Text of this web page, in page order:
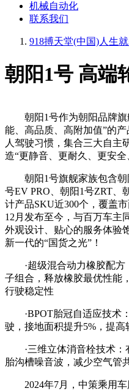
机械自动化
联系我们
918搏天堂(中国)人生
朝阳1号 高端
朝阳1号作为朝阳品牌旗
能、高品质、高附加值”的
人驾驶习惯，集合三大自主
造“更静音、更耐久、更安全
朝阳1号旗舰家族包含朝
号EV PRO、朝阳1号ZRT、
计产品SKU近300个，覆盖
12月发布至今，与百万车主
外观设计、贴心的服务体验
新一代的“国货之光”！
·超级混合动力橡胶配方
子组合，释放橡胶最优性能
行驶稳定性
·BPOT胎冠自适应技术
驶，接地面积提升5%，提高
·三维立体消音栓技术：
胎沟槽噪音波，减少空气管
2024年7月，中策乘用车